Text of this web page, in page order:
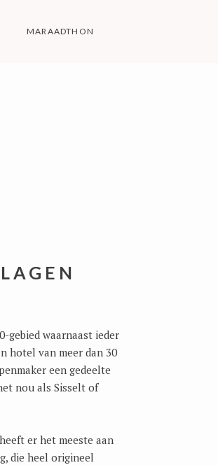
MARAADTHON
gebied waarnaast ieder
hotel van meer dan 30
een gedeelte
nou als Sisselt of
er het meeste aan
die heel origineel